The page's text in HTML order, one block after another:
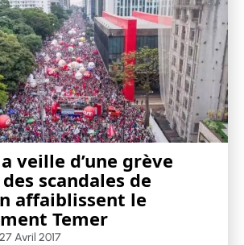
veille d’une grève
scandales de
affaiblissent le
Temer
27 Avril 2017